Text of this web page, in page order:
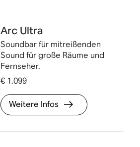
Arc Ultra
Soundbar für mitreißenden
Sound für große Räume und
Fernseher.
€ 1.099
Weitere Infos